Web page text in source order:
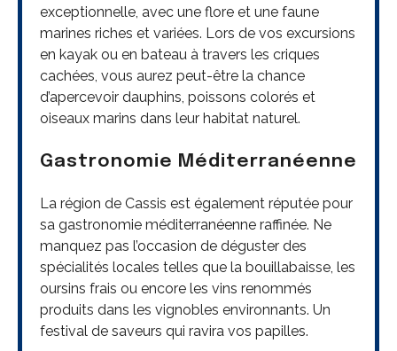
exceptionnelle, avec une flore et une faune
marines riches et variées. Lors de vos excursions
en kayak ou en bateau à travers les criques
cachées, vous aurez peut-être la chance
d’apercevoir dauphins, poissons colorés et
oiseaux marins dans leur habitat naturel.
Gastronomie Méditerranéenne
La région de Cassis est également réputée pour
sa gastronomie méditerranéenne raffinée. Ne
manquez pas l’occasion de déguster des
spécialités locales telles que la bouillabaisse, les
oursins frais ou encore les vins renommés
produits dans les vignobles environnants. Un
festival de saveurs qui ravira vos papilles.